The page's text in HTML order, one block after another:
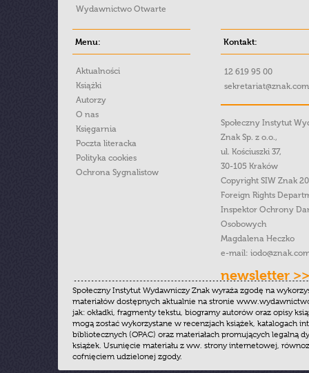
Wydawnictwo Otwarte
Menu:
Aktualności
Książki
Autorzy
O nas
Księgarnia
Poczta literacka
Polityka cookies
Ochrona Sygnalistow
Kontakt:
12 619 95 00
Społeczny Instytut
Znak Sp. z o.o.,
ul. Kościuszki 37,
30-105 Kraków
Copyright SIW Znak
Foreign Rights
Inspektor Ochrony
Osobowych
Magdalena Heczko
e-mail:
newsletter >>
Społeczny Instytut Wydawniczy Znak wyraża zgodę na
materiałów dostępnych aktualnie na stronie
jak: okładki, fragmenty tekstu, biogramy autorów oraz opisy
mogą zostać wykorzystane w recenzjach książek, katalogach
bibliotecznych (OPAC) oraz materiałach promujących legalną
książek. Usunięcie materiału z ww. strony internetowej,
cofnięciem udzielonej zgody.